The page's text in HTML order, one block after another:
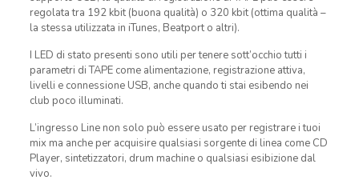
regolata tra 192 kbit (buona qualità) o 320 kbit (ottima qualità –
la stessa utilizzata in iTunes, Beatport o altri).
I LED di stato presenti sono utili per tenere sott’occhio tutti i
parametri di TAPE come alimentazione, registrazione attiva,
livelli e connessione USB, anche quando ti stai esibendo nei
club poco illuminati.
L’ingresso Line non solo può essere usato per registrare i tuoi
mix ma anche per acquisire qualsiasi sorgente di linea come CD
Player, sintetizzatori, drum machine o qualsiasi esibizione dal
vivo.